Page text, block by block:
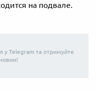
на подвале.
у Telegram та отримуйте